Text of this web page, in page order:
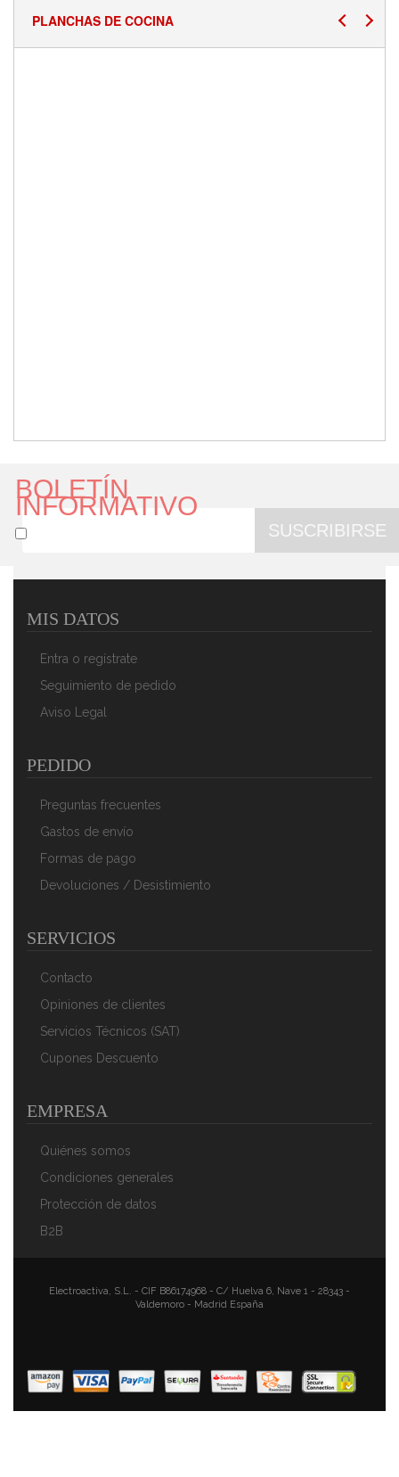
PLANCHAS DE COCINA
BOLETÍN
INFORMATIVO
SUSCRIBIRSE
MIS DATOS
Entra o regístrate
Seguimiento de pedido
Aviso Legal
PEDIDO
Preguntas frecuentes
Gastos de envío
Formas de pago
Devoluciones / Desistimiento
SERVICIOS
Contacto
Opiniones de clientes
Servicios Técnicos (SAT)
Cupones Descuento
EMPRESA
Quiénes somos
Condiciones generales
Protección de datos
B2B
Electroactiva, S.L. - CIF B86174968 - C/ Huelva 6, Nave 1 - 28343 -
Valdemoro - Madrid España